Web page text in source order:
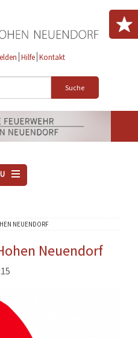
Hilfe Kontakt
Suche
NEUENDORF
Neuendorf